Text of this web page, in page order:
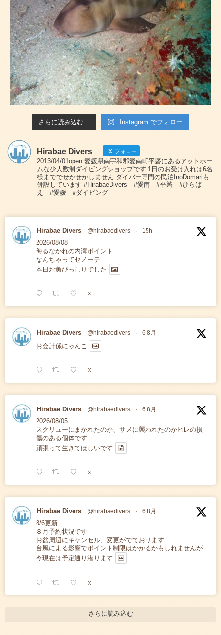
さらに読み込む... Instagram でフォロー
Hirabae Divers フォロー
2013/04/01open 愛媛県南宇和郡愛南町平碆にあるアットホー
ムな少人数制ダイビングショップです 1日のお受け入れは6名
様まででせかせかしません ダイバー専門の民泊InoDomariも
併設しています #HirabaeDivers #愛南 #平碆 #ひらば
え #愛媛 #ダイビング
Hirabae Divers @hirabaedivers · 15h
2026/08/08
侮るなかれの内湾ポイント
なんちゃってセノーテ
本日お魚びっしりでした
X
Hirabae Divers @hirabaedivers · 6 8月
お会計係にゃんこ
X
Hirabae Divers @hirabaedivers · 6 8月
2026/08/05
スクリューにまかれたのか、サメに襲われたのかヒレの損
傷のある個体です
頑張って生きてほしいです
X
Hirabae Divers @hirabaedivers · 6 8月
8/6更新
８月予約状況です
お盆周辺にキャンセル、変更がでております
台風による影響でポイント制限はかかるかもしれませんが
今現在は予定通り潜ります
X
さらに読み込む